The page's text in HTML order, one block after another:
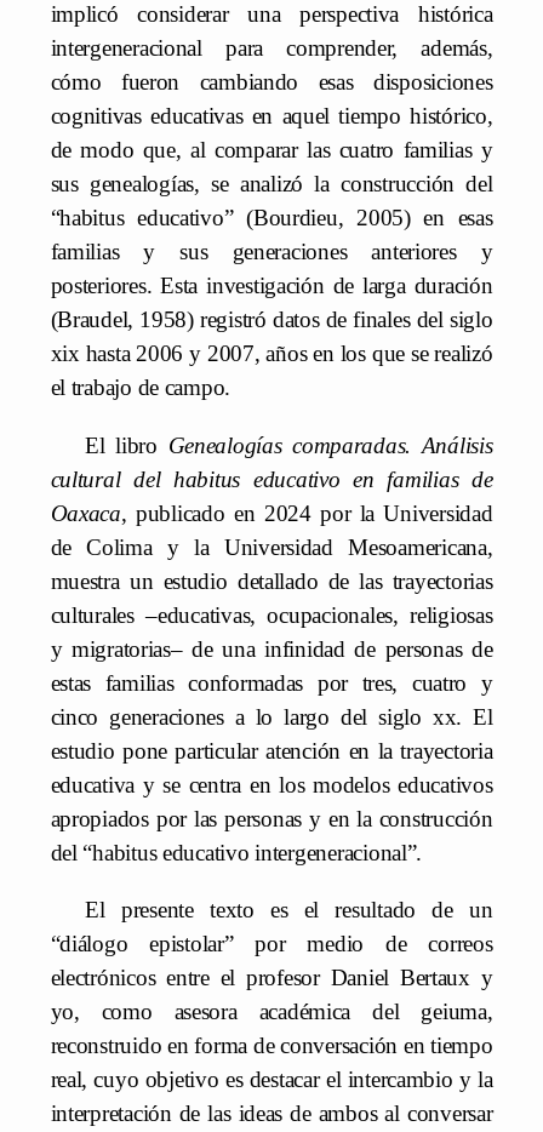
implicó considerar una perspectiva histórica
intergeneracional para comprender, además,
cómo fueron cambiando esas disposiciones
cognitivas educativas en aquel tiempo histórico,
de modo que, al comparar las cuatro familias y
sus genealogías, se analizó la construcción del
“habitus educativo” (Bourdieu, 2005) en esas
familias y sus generaciones anteriores y
posteriores. Esta investigación de larga duración
(Braudel, 1958) registró datos de finales del siglo
xix hasta 2006 y 2007, años en los que se realizó
el trabajo de campo.
El libro Genealogías comparadas. Análisis
cultural del habitus educativo en familias de
Oaxaca, publicado en 2024 por la Universidad
de Colima y la Universidad Mesoamericana,
muestra un estudio detallado de las trayectorias
culturales –educativas, ocupacionales, religiosas
y migratorias– de una infinidad de personas de
estas familias conformadas por tres, cuatro y
cinco generaciones a lo largo del siglo xx. El
estudio pone particular atención en la trayectoria
educativa y se centra en los modelos educativos
apropiados por las personas y en la construcción
del “habitus educativo intergeneracional”.
El presente texto es el resultado de un
“diálogo epistolar” por medio de correos
electrónicos entre el profesor Daniel Bertaux y
yo, como asesora académica del geiuma,
reconstruido en forma de conversación en tiempo
real, cuyo objetivo es destacar el intercambio y la
interpretación de las ideas de ambos al conversar